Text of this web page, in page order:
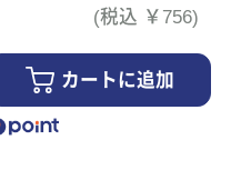
(税込 ￥756)
カートに追加